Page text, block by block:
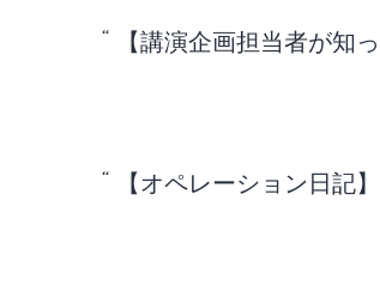
【講演企画担当者が知
【オペレーション日